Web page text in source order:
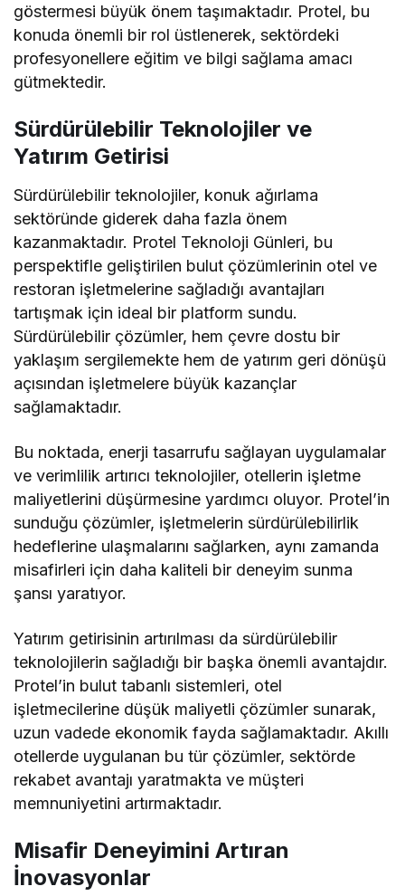
göstermesi büyük önem taşımaktadır. Protel, bu
konuda önemli bir rol üstlenerek, sektördeki
profesyonellere eğitim ve bilgi sağlama amacı
gütmektedir.
Sürdürülebilir Teknolojiler ve
Yatırım Getirisi
Sürdürülebilir teknolojiler, konuk ağırlama
sektöründe giderek daha fazla önem
kazanmaktadır. Protel Teknoloji Günleri, bu
perspektifle geliştirilen bulut çözümlerinin otel ve
restoran işletmelerine sağladığı avantajları
tartışmak için ideal bir platform sundu.
Sürdürülebilir çözümler, hem çevre dostu bir
yaklaşım sergilemekte hem de yatırım geri dönüşü
açısından işletmelere büyük kazançlar
sağlamaktadır.
Bu noktada, enerji tasarrufu sağlayan uygulamalar
ve verimlilik artırıcı teknolojiler, otellerin işletme
maliyetlerini düşürmesine yardımcı oluyor. Protel’in
sunduğu çözümler, işletmelerin sürdürülebilirlik
hedeflerine ulaşmalarını sağlarken, aynı zamanda
misafirleri için daha kaliteli bir deneyim sunma
şansı yaratıyor.
Yatırım getirisinin artırılması da sürdürülebilir
teknolojilerin sağladığı bir başka önemli avantajdır.
Protel’in bulut tabanlı sistemleri, otel
işletmecilerine düşük maliyetli çözümler sunarak,
uzun vadede ekonomik fayda sağlamaktadır. Akıllı
otellerde uygulanan bu tür çözümler, sektörde
rekabet avantajı yaratmakta ve müşteri
memnuniyetini artırmaktadır.
Misafir Deneyimini Artıran
İnovasyonlar